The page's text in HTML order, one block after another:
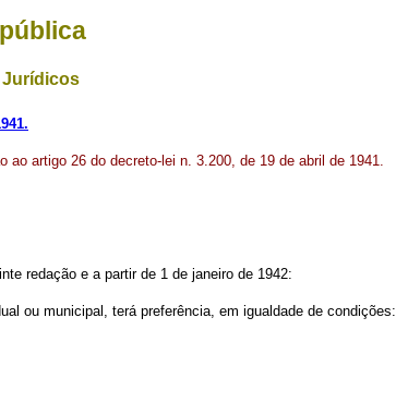
Jurídicos
ao artigo 26 do decreto-lei n. 3.200, de 19 de abril de 1941.
redação e a partir de 1 de janeiro de 1942:
ou municipal, terá preferência, em igualdade de condições: